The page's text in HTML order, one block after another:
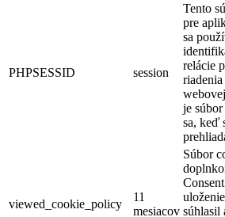
PHPSESSID session
Tento
pre
sa
relácie
je
sa, keď
viewed_cookie_policy
11
mesiacov
Súbor
súhlasil